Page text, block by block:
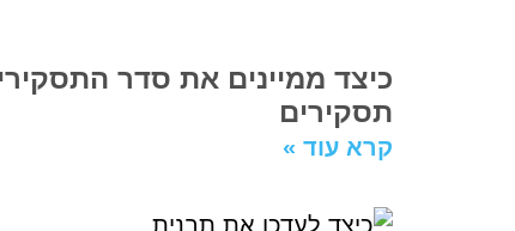
כיצד ממיינים את סדר
תסקירים
קרא עוד »